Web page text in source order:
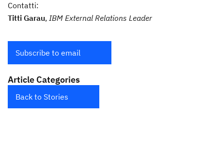
Contatti:
Titti Garau, IBM External Relations Leader
Subscribe to email
Article Categories
Back to Stories